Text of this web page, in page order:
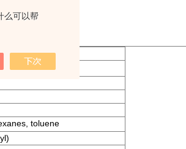
么可以帮
toluene